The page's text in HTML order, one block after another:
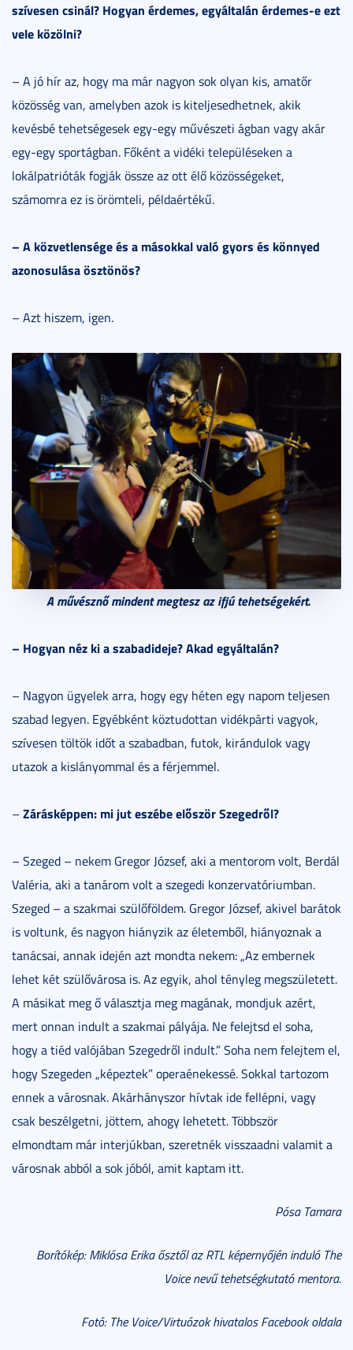
szívesen csinál? Hogyan érdemes, egyáltalán érdemes-e ezt
vele közölni?
– A jó hír az, hogy ma már nagyon sok olyan kis, amatőr
közösség van, amelyben azok is kiteljesedhetnek, akik
kevésbé tehetségesek egy-egy művészeti ágban vagy akár
egy-egy sportágban. Főként a vidéki településeken a
lokálpatrióták fogják össze az ott élő közösségeket,
számomra ez is örömteli, példaértékű.
– A közvetlensége és a másokkal való gyors és könnyed
azonosulása ösztönös?
– Azt hiszem, igen.
A művésznő mindent megtesz az ifjú tehetségekért.
– Hogyan néz ki a szabadideje? Akad egyáltalán?
– Nagyon ügyelek arra, hogy egy héten egy napom teljesen
szabad legyen. Egyébként köztudottan vidékpárti vagyok,
szívesen töltök időt a szabadban, futok, kirándulok vagy
utazok a kislányommal és a férjemmel.
– Zárásképpen: mi jut eszébe először Szegedről?
– Szeged – nekem Gregor József, aki a mentorom volt, Berdál
Valéria, aki a tanárom volt a szegedi konzervatóriumban.
Szeged – a szakmai szülőföldem. Gregor József, akivel barátok
is voltunk, és nagyon hiányzik az életemből, hiányoznak a
tanácsai, annak idején azt mondta nekem: „Az embernek
lehet két szülővárosa is. Az egyik, ahol tényleg megszületett.
A másikat meg ő választja meg magának, mondjuk azért,
mert onnan indult a szakmai pályája. Ne felejtsd el soha,
hogy a tiéd valójában Szegedről indult.” Soha nem felejtem el,
hogy Szegeden „képeztek” operaénekessé. Sokkal tartozom
ennek a városnak. Akárhányszor hívtak ide fellépni, vagy
csak beszélgetni, jöttem, ahogy lehetett. Többször
elmondtam már interjúkban, szeretnék visszaadni valamit a
városnak abból a sok jóból, amit kaptam itt.
Pósa Tamara
Borítókép: Miklósa Erika ősztől az RTL képernyőjén induló The
Voice nevű tehetségkutató mentora.
Fotó: The Voice/Virtuózok hivatalos Facebook oldala